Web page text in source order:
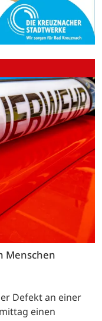
Menschen
Defekt an einer
einen